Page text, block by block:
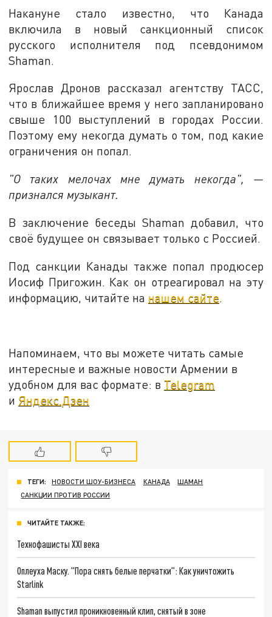
Накануне стало известно, что Канада
включила в новый санкционный список
русского исполнителя под псевдонимом
Shaman.
Ярослав Дронов рассказал агентству ТАСС,
что в ближайшее время у него запланировано
свыше 100 выступлений в городах России.
Поэтому ему некогда думать о том, под какие
ограничения он попал.
"О таких мелочах мне думать некогда", —
признался музыкант.
В заключение беседы Shaman добавил, что
своё будущее он связывает только с Россией.
Под санкции Канады также попал продюсер
Иосиф Пригожин. Как он отреагировал на эту
информацию, читайте на нашем сайте
Напоминаем, что вы можете читать самые
интересные и важные новости Армении в
удобном для вас формате: в Telegram
и Яндекс.Дзен
ТЕГИ: НОВОСТИ ШОУ-БИЗНЕСА КАНАДА
ШАМАН
САНКЦИИ ПРОТИВ РОССИИ
ЧИТАЙТЕ ТАКЖЕ:
Технофашисты XXI века
Оплеуха Маску. "Пора снять белые перчатки": Как уничтожить
Starlink
Shaman выпустил проникновенный клип, снятый в зоне